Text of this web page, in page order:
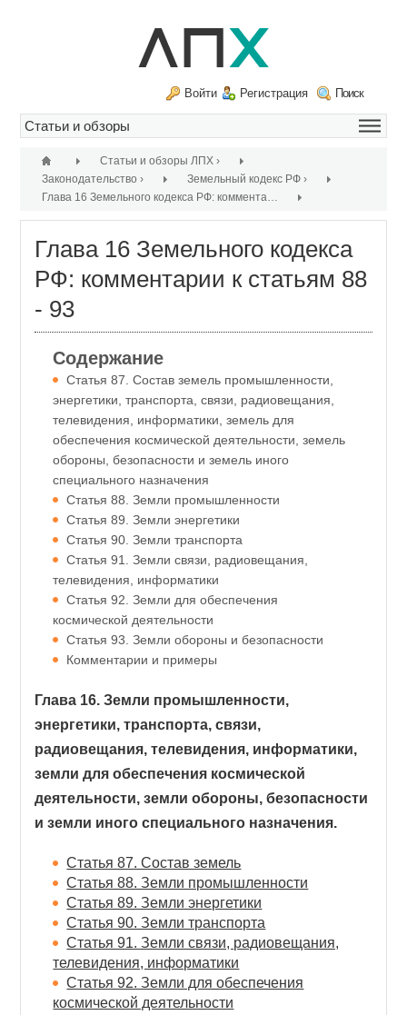
Поиск
Войти Регистрация
Статьи и обзоры ЛПХ ›
Законодательство › Земельный кодекс РФ ›
Глава 16 Земельного кодекса РФ: комментарии к статьям 88 - 93
Глава 16 Земельного кодекса
РФ: комментарии к статьям 88
- 93
Содержание
Статья 87. Состав земель промышленности,
энергетики, транспорта, связи, радиовещания,
телевидения, информатики, земель для
обеспечения космической деятельности, земель
обороны, безопасности и земель иного
специального назначения
Статья 88. Земли промышленности
Статья 89. Земли энергетики
Статья 90. Земли транспорта
Статья 91. Земли связи, радиовещания,
телевидения, информатики
Статья 92. Земли для обеспечения
космической деятельности
Статья 93. Земли обороны и безопасности
Комментарии и примеры
Глава 16. Земли промышленности,
энергетики, транспорта, связи,
радиовещания, телевидения, информатики,
земли для обеспечения космической
деятельности, земли обороны, безопасности
и земли иного специального назначения.
Статья 87. Состав земель
Статья 88. Земли промышленности
Статья 89. Земли энергетики
Статья 90. Земли транспорта
Статья 91. Земли связи, радиовещания,
телевидения, информатики
Статья 92. Земли для обеспечения
космической деятельности